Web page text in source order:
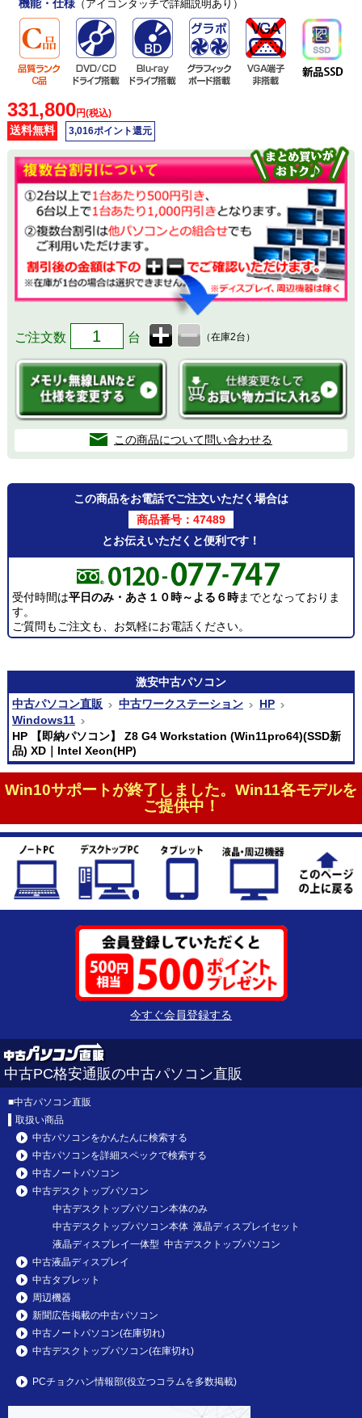
機能・仕様（アイコンタッチで詳細説明あり）
331,800円(税込)
送料無料 3,016ポイント還元
ご注文数 台 （在庫2台）
この商品について問い合わせる
この商品をお電話でご注文いただく場合は
商品番号：47489
とお伝えいただくと便利です！
受付時間は平日のみ・あさ１０時～よる６時までとなっておりま
す。
ご質問もご注文も、お気軽にお電話ください。
激安中古パソコン
中古パソコン直販
中古ワークステーション
HP
Windows11
HP 【即納パソコン】 Z8 G4 Workstation (Win11pro64)(SSD新
品) XD｜Intel Xeon(HP)
Win10サポートが終了しました。Win11各モデルを
ご提供中！
今すぐ会員登録する
中古PC格安通販の中古パソコン直販
■中古パソコン直販
取扱い商品
中古パソコンをかんたんに検索する
中古パソコンを詳細スペックで検索する
中古ノートパソコン
中古デスクトップパソコン
中古デスクトップパソコン本体のみ
中古デスクトップパソコン本体 液晶ディスプレイセット
液晶ディスプレイ一体型 中古デスクトップパソコン
中古液晶ディスプレイ
中古タブレット
周辺機器
新聞広告掲載の中古パソコン
中古ノートパソコン(在庫切れ)
中古デスクトップパソコン(在庫切れ)
PCチョクハン情報部(役立つコラムを多数掲載)